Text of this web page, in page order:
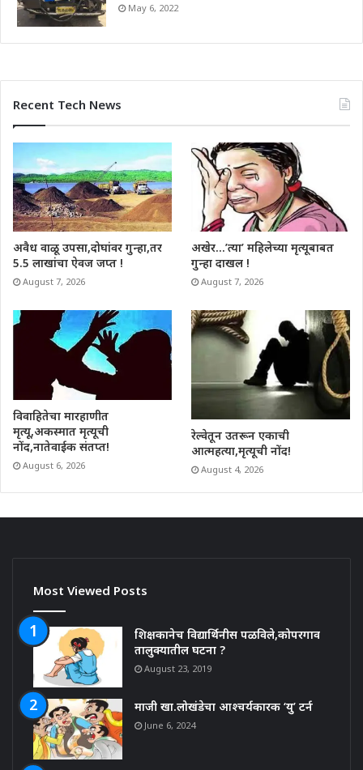
May 6, 2022
Recent Tech News
अवैध वाळू उपसा,दोघांवर गुन्हा,तर
5.5 लाखांचा ऐवज जप्त !
August 7, 2026
अखेर…’त्या’ महिलेच्या मृत्यूबाबत
गुन्हा दाखल !
August 7, 2026
विवाहितेचा मारहाणीत
मृत्यू,अकस्मात मृत्यूची
नोंद,नातेवाईक संतप्त!
August 6, 2026
रेल्वेतून उतरून एकाची
आत्महत्या,मृत्यूची नोंद!
August 4, 2026
Most Viewed Posts
शिक्षकानेच विद्यार्थिनीस पळविले,कोपरगाव
तालुक्यातील घटना ?
August 23, 2019
माजी खा.लोखंडेचा आश्चर्यकारक ‘यु’ टर्न
June 6, 2024